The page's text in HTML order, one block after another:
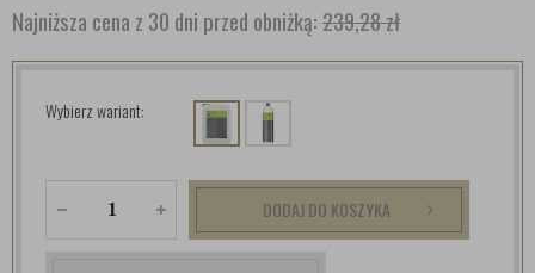
Najniższa cena z 30 dni przed obniżką:239,28 zł
Wybierz wariant:
DODAJ DO KOSZYKA